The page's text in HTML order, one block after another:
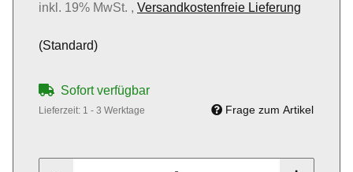
inkl. 19% MwSt. , Versandkostenfreie Lieferung
(Standard)
Sofort verfügbar
Lieferzeit: 1 - 3 Werktage Frage zum Artikel